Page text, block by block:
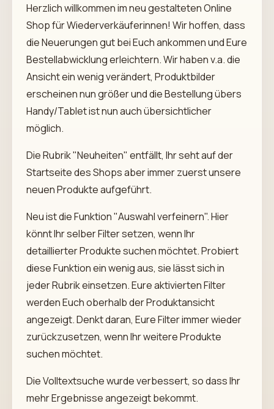
Herzlich willkommen im neu gestalteten Online
Shop für Wiederverkäuferinnen! Wir hoffen, dass
die Neuerungen gut bei Euch ankommen und Eure
Bestellabwicklung erleichtern. Wir haben v.a. die
Ansicht ein wenig verändert, Produktbilder
erscheinen nun größer und die Bestellung übers
Handy/Tablet ist nun auch übersichtlicher
möglich.
Die Rubrik "Neuheiten" entfällt, Ihr seht auf der
Startseite des Shops aber immer zuerst unsere
neuen Produkte aufgeführt.
Neu ist die Funktion "Auswahl verfeinern". Hier
könnt Ihr selber Filter setzen, wenn Ihr
detaillierter Produkte suchen möchtet. Probiert
diese Funktion ein wenig aus, sie lässt sich in
jeder Rubrik einsetzen. Eure aktivierten Filter
werden Euch oberhalb der Produktansicht
angezeigt. Denkt daran, Eure Filter immer wieder
zurückzusetzen, wenn Ihr weitere Produkte
suchen möchtet.
Die Volltextsuche wurde verbessert, so dass Ihr
mehr Ergebnisse angezeigt bekommt.